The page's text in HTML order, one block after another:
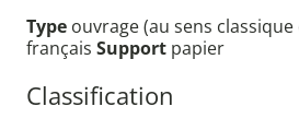
Type ouvrage (au sens classique
français Support papier
Classification